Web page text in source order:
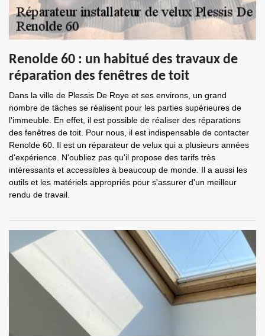
Renolde 60 : un habitué des travaux de
réparation des fenêtres de toit
Dans la ville de Plessis De Roye et ses environs, un grand
nombre de tâches se réalisent pour les parties supérieures de
l'immeuble. En effet, il est possible de réaliser des réparations
des fenêtres de toit. Pour nous, il est indispensable de contacter
Renolde 60. Il est un réparateur de velux qui a plusieurs années
d'expérience. N'oubliez pas qu'il propose des tarifs très
intéressants et accessibles à beaucoup de monde. Il a aussi les
outils et les matériels appropriés pour s'assurer d'un meilleur
rendu de travail.